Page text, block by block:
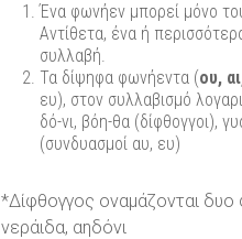
Ένα φωνήεν μπορεί μόνο
Αντίθετα, ένα ή
συλλαβή.
Τα δίψηφα φωνήεντα (ου,
ευ), στον συλλαβισμό
δό-νι, βόη-θα (δίφθογγοι),
(συνδυασμοί αυ, ευ)
*Δίφθογγος οναμάζονται
νεράιδα, αηδόνι